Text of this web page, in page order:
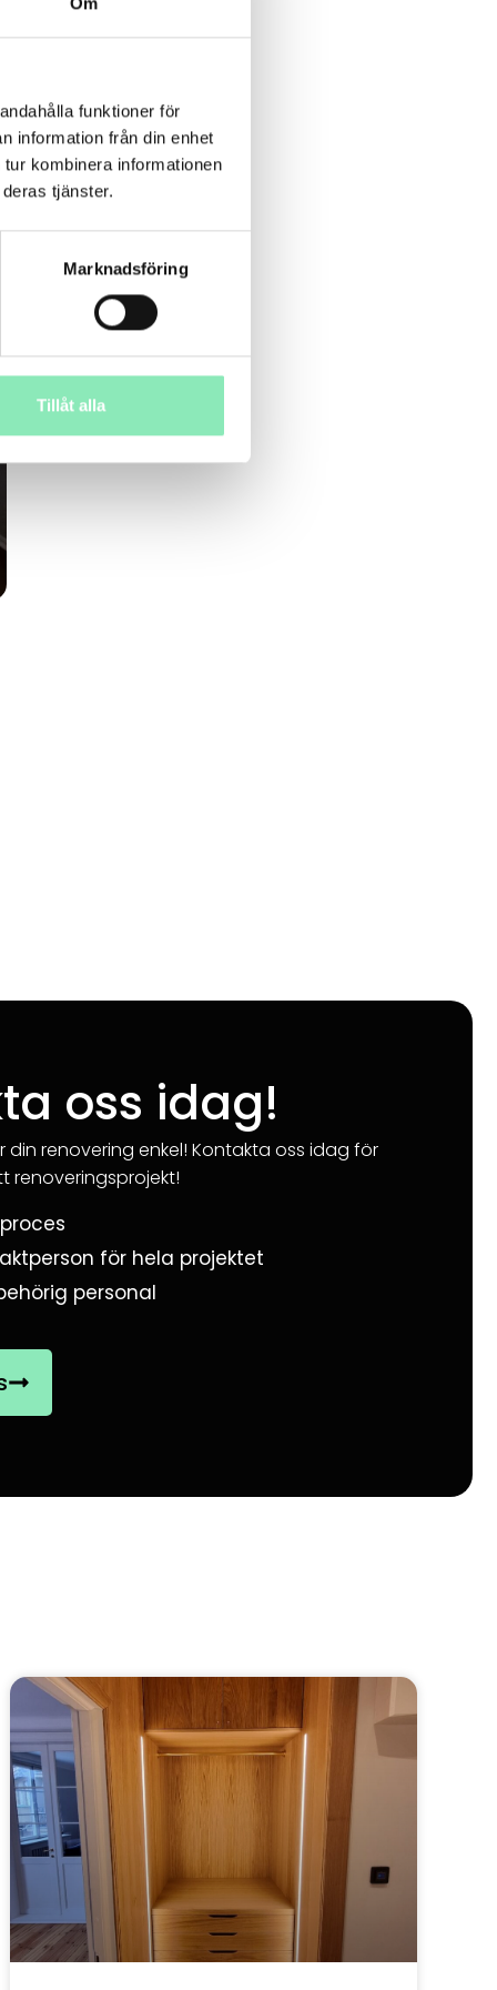
funktioner för
information från din enhet
kombinera informationen
tjänster.
Marknadsföring
Tillåt alla
oss idag!
din renovering enkel! Kontakta oss idag för
renoveringsprojekt!
för hela projektet
personal